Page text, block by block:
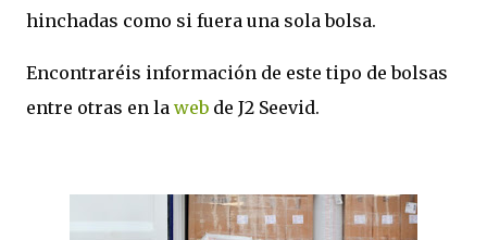
hinchadas como si fuera una sola bolsa.
Encontraréis información de este tipo de bolsas
entre otras en la web de J2 Seevid.